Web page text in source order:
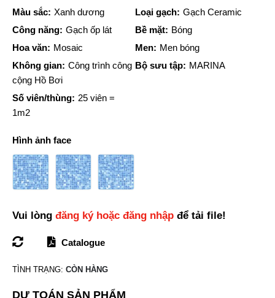
Màu sắc: Xanh dương Loại gạch: Gạch Ceramic
Công năng: Gạch ốp lát Bề mặt: Bóng
Hoa văn: Mosaic Men: Men bóng
Không gian: Công trình công
cộng Hồ Bơi
Bộ sưu tập: MARINA
Số viên/thùng: 25 viên =
1m2
Hình ảnh face
Vui lòng đăng ký hoặc đăng nhập để tải file!
Catalogue
TÌNH TRẠNG: CÒN HÀNG
DỰ TOÁN SẢN PHẨM